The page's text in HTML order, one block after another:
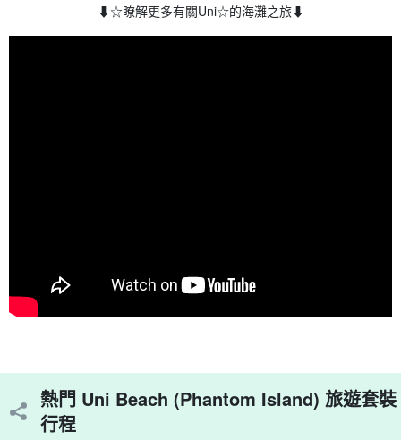
⬇︎☆瞭解更多有關Uni☆的海灘之旅⬇︎
熱門 Uni Beach (Phantom Island) 旅遊套裝
行程